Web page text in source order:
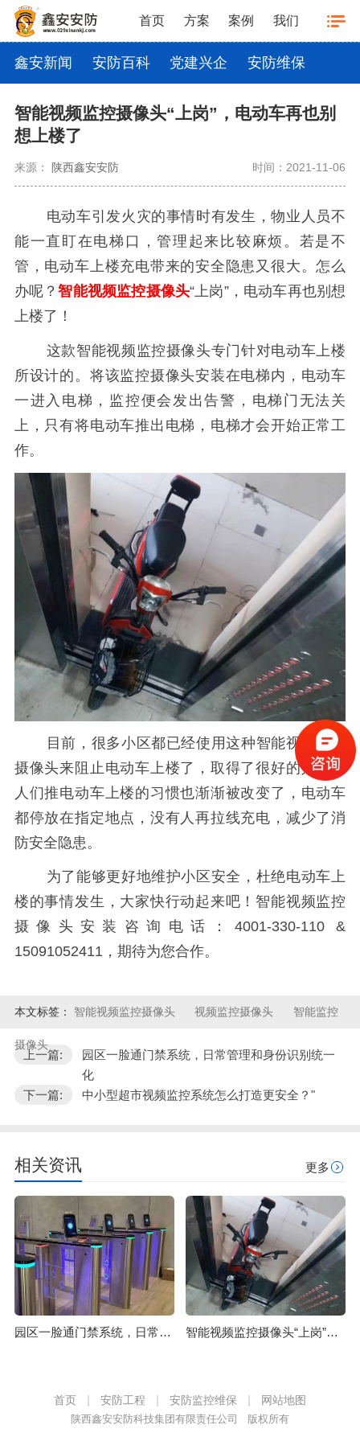
首页 方案 案例 我们
鑫安新闻 安防百科 党建兴企 安防维保
智能视频监控摄像头“上岗”，电动车再也别
想上楼了
来源： 陕西鑫安安防 时间：2021-11-06
电动车引发火灾的事情时有发生，物业人员不
能一直盯在电梯口，管理起来比较麻烦。若是不
管，电动车上楼充电带来的安全隐患又很大。怎么
办呢？智能视频监控摄像头“上岗”，电动车再也别想
上楼了！
这款智能视频监控摄像头专门针对电动车上楼
所设计的。将该监控摄像头安装在电梯内，电动车
一进入电梯，监控便会发出告警，电梯门无法关
上，只有将电动车推出电梯，电梯才会开始正常工
作。
目前，很多小区都已经使用这种智能视频监控
摄像头来阻止电动车上楼了，取得了很好的效果，
人们推电动车上楼的习惯也渐渐被改变了，电动车
都停放在指定地点，没有人再拉线充电，减少了消
防安全隐患。
为了能够更好地维护小区安全，杜绝电动车上
楼的事情发生，大家快行动起来吧！智能视频监控
摄像头安装咨询电话：4001-330-110 &
15091052411，期待为您合作。
本文标签： 智能视频监控摄像头 视频监控摄像头 智能监控
摄像头
上一篇:
园区一脸通门禁系统，日常管理和身份识别统一
化
下一篇:
中小型超市视频监控系统怎么打造更安全？"
相关资讯 更多
园区一脸通门禁系统，日常管理和身份识别统一化 智能视频监控摄像头“上岗”，电动车再也别想上楼了
首页 安防工程 安防监控维保 网站地图
陕西鑫安安防科技集团有限责任公司 版权所有